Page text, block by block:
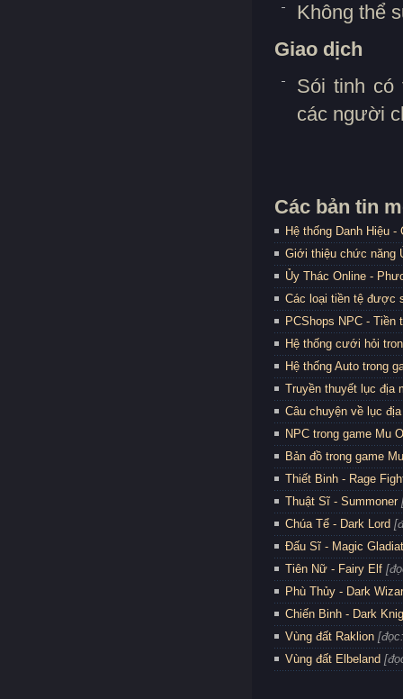
Không thể
Giao dịch
Sói tinh có
các người
Các bản tin
Hệ thống Danh Hiệu
Giới thiệu chức năng
Ủy Thác Online -
Các loại tiền tệ được
PCShops NPC - Tiền
Hệ thống cưới hỏi
Hệ thống Auto trong
Truyền thuyết lục địa
Câu chuyện về lục
NPC trong game Mu
Bản đồ trong game
Thiết Binh - Rage
Thuật Sĩ - Summoner
Chúa Tể - Dark Lord
Đấu Sĩ - Magic
Tiên Nữ - Fairy Elf
Phù Thủy - Dark
Chiến Binh - Dark
Vùng đất Raklion
Vùng đất Elbeland